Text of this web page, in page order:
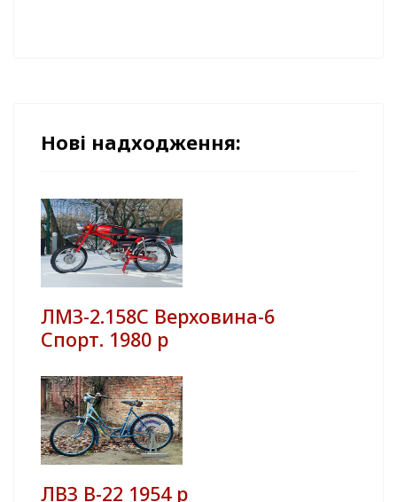
Нові надходження:
ЛМЗ-2.158С Верховина-6
Спорт. 1980 р
ЛВЗ В-22 1954 р